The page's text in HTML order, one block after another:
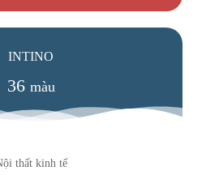
INTINO
36 màu
thất kinh tế